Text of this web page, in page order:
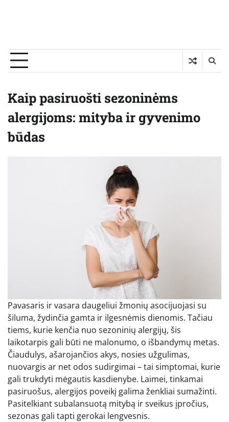
Kaip pasiruošti sezoninėms
alergijoms: mityba ir gyvenimo
būdas
Pavasaris ir vasara daugeliui žmonių asocijuojasi su
šiluma, žydinčia gamta ir ilgesnėmis dienomis. Tačiau
tiems, kurie kenčia nuo sezoninių alergijų, šis
laikotarpis gali būti ne malonumo, o išbandymų metas.
Čiaudulys, ašarojančios akys, nosies užgulimas,
nuovargis ar net odos sudirgimai – tai simptomai, kurie
gali trukdyti mėgautis kasdienybe. Laimei, tinkamai
pasiruošus, alergijos poveikį galima ženkliai sumažinti.
Pasitelkiant subalansuotą mitybą ir sveikus įpročius,
sezonas gali tapti gerokai lengvesnis.